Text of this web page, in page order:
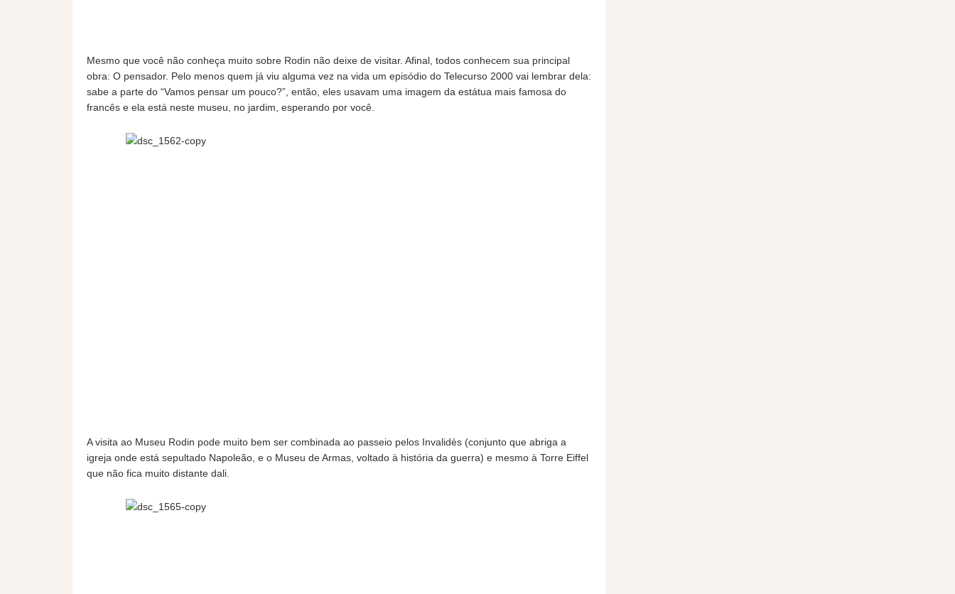
Mesmo que você não conheça muito sobre Rodin não deixe de visitar. Afinal, todos conhecem sua principal
obra: O pensador. Pelo menos quem já viu alguma vez na vida um episódio do Telecurso 2000 vai lembrar dela:
sabe a parte do “Vamos pensar um pouco?”, então, eles usavam uma imagem da estátua mais famosa do
francês e ela está neste museu, no jardim, esperando por você.
A visita ao Museu Rodin pode muito bem ser combinada ao passeio pelos Invalidès (conjunto que abriga a
igreja onde está sepultado Napoleão, e o Museu de Armas, voltado à história da guerra) e mesmo à Torre Eiffel
que não fica muito distante dali.